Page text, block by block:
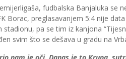
fudbalska Banjaluka se
Borac, preglasavanjem 5:4 nije
pa se tim iz kanjona
svim što se dešava u gradu na